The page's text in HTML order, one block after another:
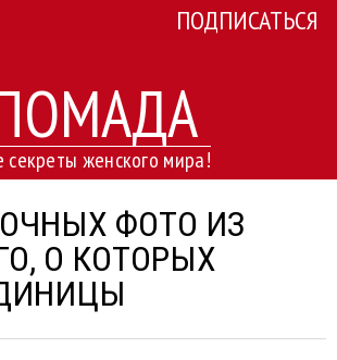
секреты женского мира!
ПОДПИСАТЬСЯ
ФОТО ИЗ
О КОТОРЫХ